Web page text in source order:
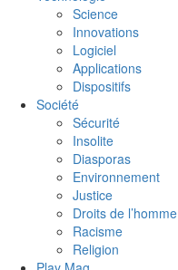
Science
Innovations
Logiciel
Applications
Dispositifs
Société
Sécurité
Insolite
Diasporas
Environnement
Justice
Droits de l’homme
Racisme
Religion